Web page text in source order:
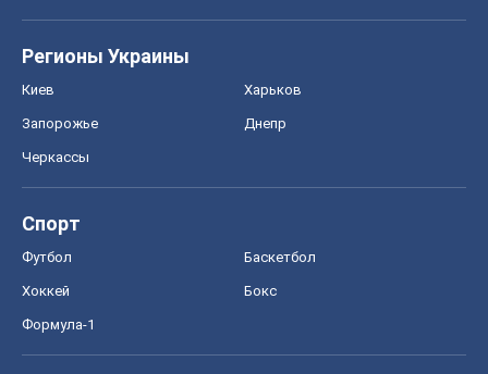
Регионы Украины
Киев Харьков
Запорожье Днепр
Черкассы
Спорт
Футбол Баскетбол
Хоккей Бокс
Формула-1